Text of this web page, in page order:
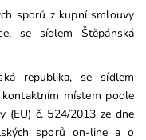
sporů z kupní smlouvy
se sídlem Štěpánská
republika, se sídlem
místem podle
(EU) č. 524/2013 ze dne
sporů on-line a o